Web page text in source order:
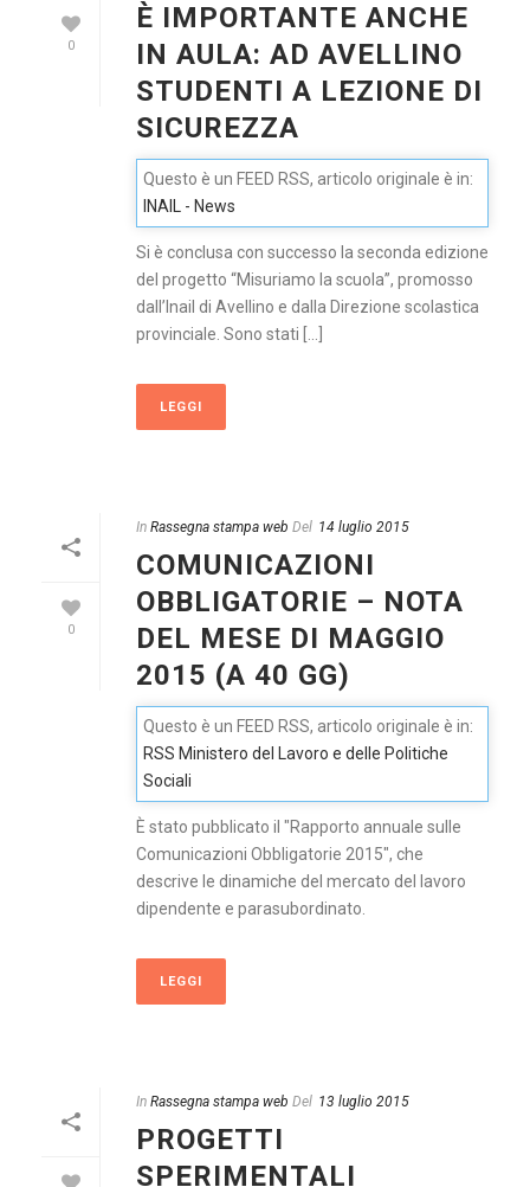
0
È IMPORTANTE ANCHE
IN AULA: AD AVELLINO
STUDENTI A LEZIONE DI
SICUREZZA
Questo è un FEED RSS, articolo originale è in:
INAIL - News
Si è conclusa con successo la seconda edizione
del progetto “Misuriamo la scuola”, promosso
dall’Inail di Avellino e dalla Direzione scolastica
provinciale. Sono stati [...]
LEGGI
0
In Rassegna stampa web Del 14 luglio 2015
COMUNICAZIONI
OBBLIGATORIE – NOTA
DEL MESE DI MAGGIO
2015 (A 40 GG)
Questo è un FEED RSS, articolo originale è in:
RSS Ministero del Lavoro e delle Politiche
Sociali
È stato pubblicato il "Rapporto annuale sulle
Comunicazioni Obbligatorie 2015", che
descrive le dinamiche del mercato del lavoro
dipendente e parasubordinato.
LEGGI
In Rassegna stampa web Del 13 luglio 2015
PROGETTI
SPERIMENTALI